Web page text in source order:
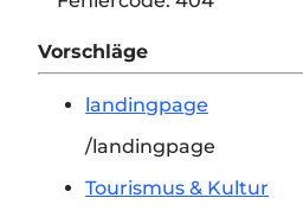
Vorschläge
landingpage
/landingpage
Tourismus & Kultur